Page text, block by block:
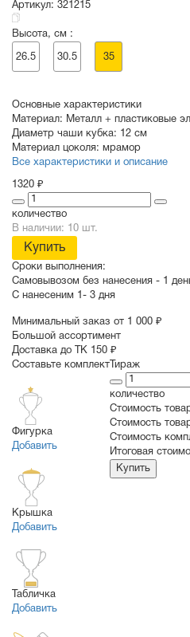
Артикул: 321215
Высота, см :
26.5 30.5 35
Основные характеристики
Материал: Металл + пластиковые
Диаметр чаши кубка: 12 см
Материал цоколя: мрамор
Все характеристики и описание
1320 ₽
количество
В наличии: 10 шт.
Купить
Сроки выполнения:
Самовывозом без нанесения - 1
С нанесеним 1- 3 дня
Минимальный заказ от 1 000 ₽
Большой ассортимент
Доставка до ТК 150 ₽
Составьте комплект
Фигурка
Добавить
Крышка
Добавить
Табличка
Добавить
Тираж
количество
Стоимость
Cтоимость
Стоимость
Итоговая
Купить